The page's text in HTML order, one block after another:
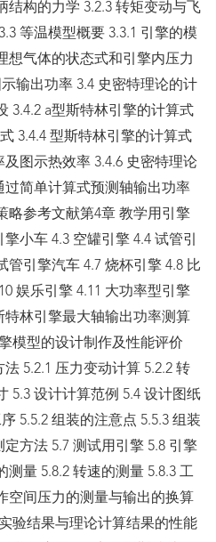
结构的力学 3.2.3 转矩变动与飞
等温模型概要 3.3.1 引擎的模
想气体的状态式和引擎内压力
输出功率 3.4 史密特理论的计
3.4.2 a型斯特林引擎的计算式
3.4.4 型斯特林引擎的计算式
图示热效率 3.4.6 史密特理论
过简单计算式预测轴输出功率
略参考文献第4章 教学用引擎
小车 4.3 空罐引擎 4.4 试管引
管引擎汽车 4.7 烧杯引擎 4.8 比
娱乐引擎 4.11 大功率型引擎
特林引擎最大轴输出功率测算
模型的设计制作及性能评价
5.2.1 压力变动计算 5.2.2 转
5.3 设计计算范例 5.4 设计图纸
5.5.2 组装的注意点 5.5.3 组装
方法 5.7 测试用引擎 5.8 引擎
测量 5.8.2 转速的测量 5.8.3 工
空间压力的测量与输出的换算
验结果与理论计算结果的性能